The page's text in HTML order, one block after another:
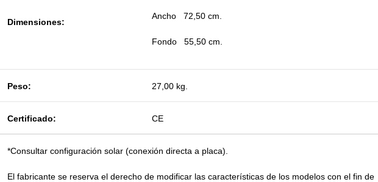
Dimensiones:
Ancho 72,50 cm.
Fondo 55,50 cm.
Peso: 27,00 kg.
Certificado: CE
*Consultar configuración solar (conexión directa a placa).
El fabricante se reserva el derecho de modificar las características de los modelos con el fin de